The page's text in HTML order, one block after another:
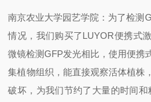
南京农业大学园艺学院： 为了检测
情况，我们购买了LUYOR便携式
微镜检测GFP发光相比，使用便携
集植物组织，能直接观察活体植株
破坏，为我们节约了大量的时间